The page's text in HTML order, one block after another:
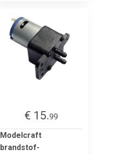
€ 15.99
Modelcraft
brandstof-